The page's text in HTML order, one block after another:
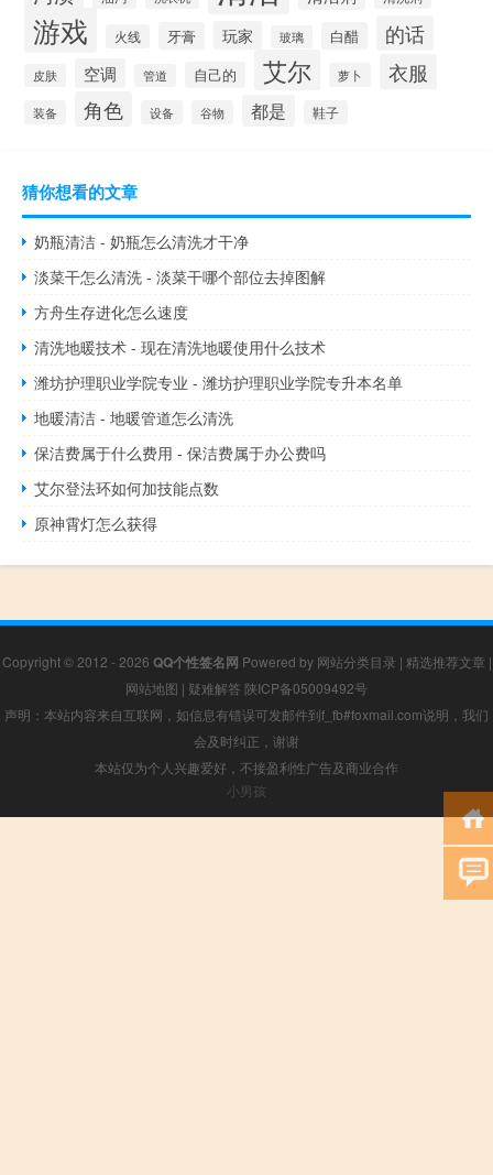
游戏 火线 牙膏 玩家 玻璃 白醋 的话
皮肤 空调 管道 自己的 艾尔 萝卜 衣服
装备 角色 设备 谷物 都是 鞋子
猜你想看的文章
奶瓶清洁 - 奶瓶怎么清洗才干净
淡菜干怎么清洗 - 淡菜干哪个部位去掉图解
方舟生存进化怎么速度
清洗地暖技术 - 现在清洗地暖使用什么技术
潍坊护理职业学院专业 - 潍坊护理职业学院专升本名单
地暖清洁 - 地暖管道怎么清洗
保洁费属于什么费用 - 保洁费属于办公费吗
艾尔登法环如何加技能点数
原神霄灯怎么获得
Copyright © 2012 - 2026 QQ个性签名网 Powered by 网站分类目录 | 精选推荐文章 |
网站地图 | 疑难解答 陕ICP备05009492号
声明：本站内容来自互联网，如信息有错误可发邮件到f_fb#foxmail.com说明，我们
会及时纠正，谢谢
本站仅为个人兴趣爱好，不接盈利性广告及商业合作
小男孩